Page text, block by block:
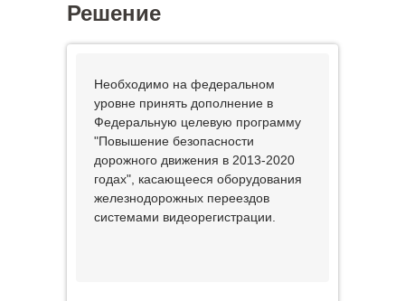
Решение
Необходимо на федеральном
уровне принять дополнение в
Федеральную целевую программу
"Повышение безопасности
дорожного движения в 2013-2020
годах", касающееся оборудования
железнодорожных переездов
системами видеорегистрации.